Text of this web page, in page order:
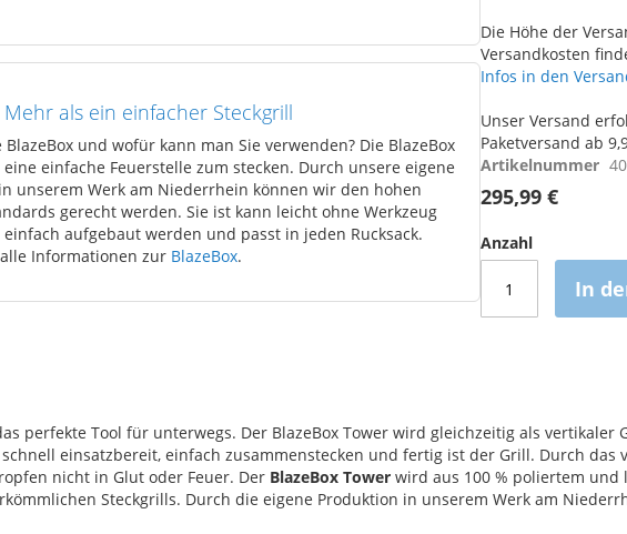
Die Höhe der
Versandkosten
Infos in den
Unser Versand
Paketversand ab
Artikelnummer
295,99 €
Anzahl
In
Mehr als ein einfacher Steckgrill
BlazeBox und wofür kann man Sie verwenden? Die BlazeBox
einfache Feuerstelle zum stecken. Durch unsere eigene
unserem Werk am Niederrhein können wir den hohen
gerecht werden. Sie ist kann leicht ohne Werkzeug
aufgebaut werden und passt in jeden Rucksack.
Informationen zur BlazeBox.
perfekte Tool für unterwegs. Der BlazeBox Tower wird gleichzeitig als
einsatzbereit, einfach zusammenstecken und fertig ist der Grill. Durch das
nicht in Glut oder Feuer. Der BlazeBox Tower wird aus 100 % poliertem
Steckgrills. Durch die eigene Produktion in unserem Werk am